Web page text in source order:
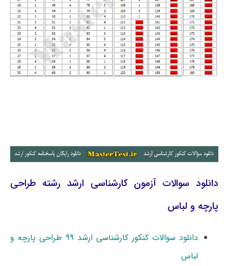
دانلود سوالات آزمون کارشناسی ارشد رشته طراحی
پارچه و لباس
دانلود سوالات کنکور کارشناسی ارشد ۹۹ طراحی پارچه و
لباس